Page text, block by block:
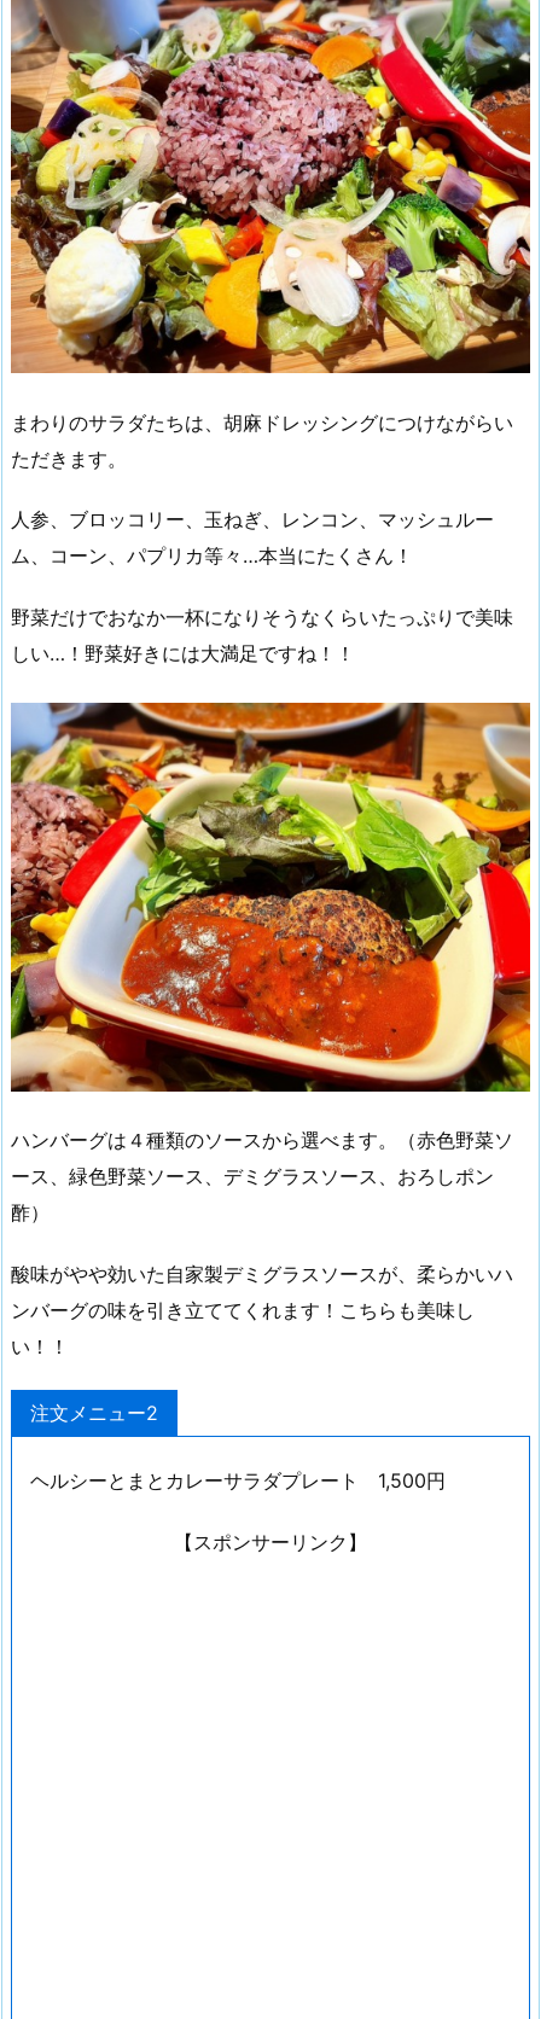
まわりのサラダたちは、胡麻ドレッシングにつけながらい
ただきます。
人参、ブロッコリー、玉ねぎ、レンコン、マッシュルー
ム、コーン、パプリカ等々…本当にたくさん！
野菜だけでおなか一杯になりそうなくらいたっぷりで美味
しい…！野菜好きには大満足ですね！！
ハンバーグは４種類のソースから選べます。（赤色野菜ソ
ース、緑色野菜ソース、デミグラスソース、おろしポン
酢）
酸味がやや効いた自家製デミグラスソースが、柔らかいハ
ンバーグの味を引き立ててくれます！こちらも美味し
い！！
注文メニュー2
ヘルシーとまとカレーサラダプレート 1,500円
【スポンサーリンク】